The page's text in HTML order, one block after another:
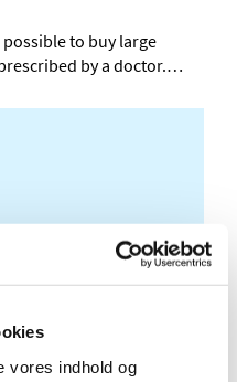
vores indhold og
to buy large
by a doctor.…